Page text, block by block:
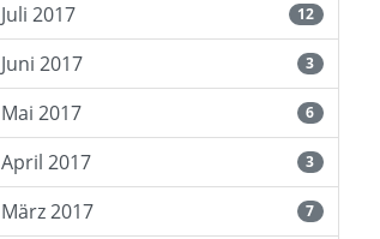
Juli 2017 12
Juni 2017 3
Mai 2017 6
April 2017 3
März 2017 7